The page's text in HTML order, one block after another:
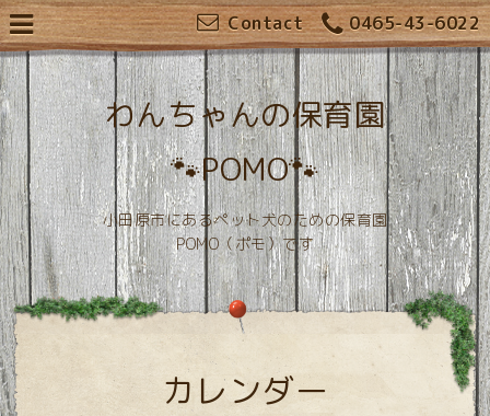
0465-43-6022
Contact
わんちゃんの保育園
🐾POMO🐾
小田原市にあるペット犬のための保育園
POMO（ポモ）です
カレンダー